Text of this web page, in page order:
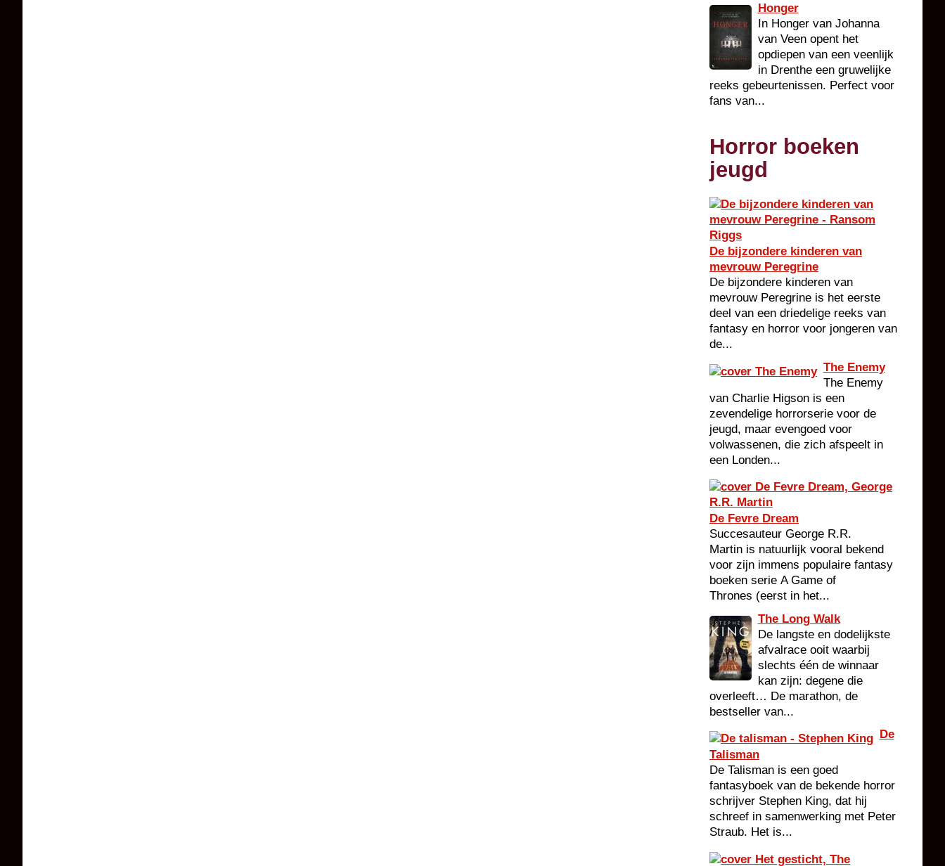
Honger
In Honger van Johanna
van Veen opent het
opdiepen van een veenlijk
in Drenthe een gruwelijke
reeks gebeurtenissen. Perfect voor
fans van...
Horror boeken
jeugd
De bijzondere kinderen van
mevrouw Peregrine
De bijzondere kinderen van
mevrouw Peregrine is het eerste
deel van een driedelige reeks van
fantasy en horror voor jongeren van
de...
The Enemy
The Enemy
van Charlie Higson is een
zevendelige horrorserie voor de
jeugd, maar evengoed voor
volwassenen, die zich afspeelt in
een Londen...
De Fevre Dream
Succesauteur George R.R.
Martin is natuurlijk vooral bekend
voor zijn immens populaire fantasy
boeken serie A Game of
Thrones (eerst in het...
The Long Walk
De langste en dodelijkste
afvalrace ooit waarbij
slechts één de winnaar
kan zijn: degene die
overleeft… De marathon, de
bestseller van...
De
Talisman
De Talisman is een goed
fantasyboek van de bekende horror
schrijver Stephen King, dat hij
schreef in samenwerking met Peter
Straub. Het is...